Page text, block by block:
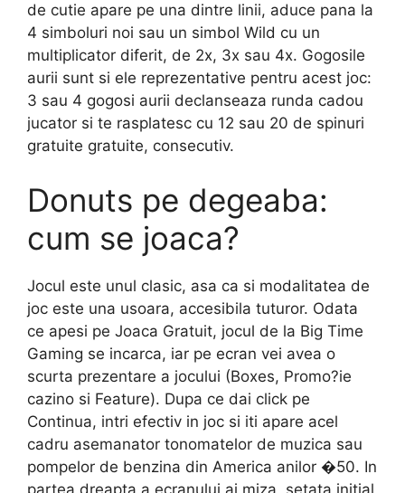
de cutie apare pe una dintre linii, aduce pana la
4 simboluri noi sau un simbol Wild cu un
multiplicator diferit, de 2x, 3x sau 4x. Gogosile
aurii sunt si ele reprezentative pentru acest joc:
3 sau 4 gogosi aurii declanseaza runda cadou
jucator si te rasplatesc cu 12 sau 20 de spinuri
gratuite gratuite, consecutiv.
Donuts pe degeaba:
cum se joaca?
Jocul este unul clasic, asa ca si modalitatea de
joc este una usoara, accesibila tuturor. Odata
ce apesi pe Joaca Gratuit, jocul de la Big Time
Gaming se incarca, iar pe ecran vei avea o
scurta prezentare a jocului (Boxes, Promo?ie
cazino si Feature). Dupa ce dai click pe
Continua, intri efectiv in joc si iti apare acel
cadru asemanator tonomatelor de muzica sau
pompelor de benzina din America anilor �50. In
partea dreapta a ecranului ai miza, setata initial